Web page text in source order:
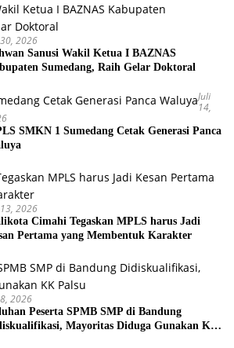
2026
Sanusi Wakil Ketua I BAZNAS
Sumedang, Raih Gelar Doktoral
Juli
14,
SMKN 1 Sumedang Cetak Generasi Panca
2026
Cimahi Tegaskan MPLS harus Jadi
Pertama yang Membentuk Karakter
2026
Peserta SPMB SMP di Bandung
Mayoritas Diduga Gunakan KK